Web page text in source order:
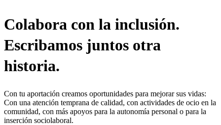
Colabora con la inclusión.
Escribamos juntos otra
historia.
Con tu aportación creamos oportunidades para mejorar sus vidas:
Con una atención temprana de calidad, con actividades de ocio en la
comunidad, con más apoyos para la autonomía personal o para la
inserción sociolaboral.